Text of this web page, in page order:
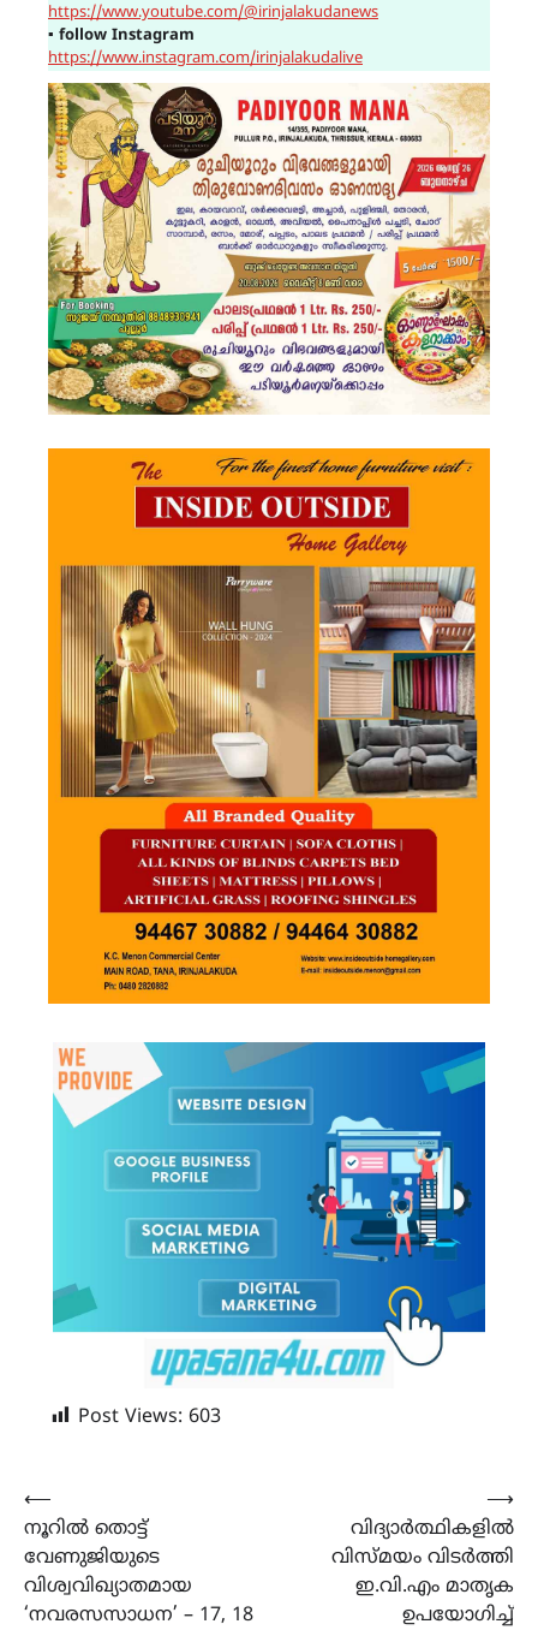
https://www.youtube.com/@irinjalakudanews
▪ follow Instagram
https://www.instagram.com/irinjalakudalive
Post Views: 603
Post
navigation
⟵
നൂറിൽ തൊട്ട്
വേണുജിയുടെ
വിശ്വവിഖ്യാതമായ
‘നവരസസാധന’ – 17, 18
വിദ്യാർത്ഥികളിൽ
വിസ്മയം വിടർത്തി
ഇ.വി.എം മാതൃക
ഉപയോഗിച്ച്
⟶